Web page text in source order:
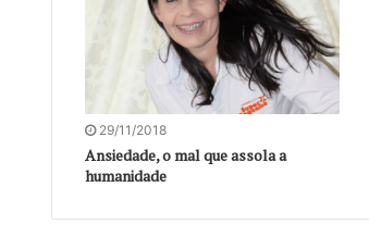
29/11/2018
Ansiedade, o mal que assola a
humanidade